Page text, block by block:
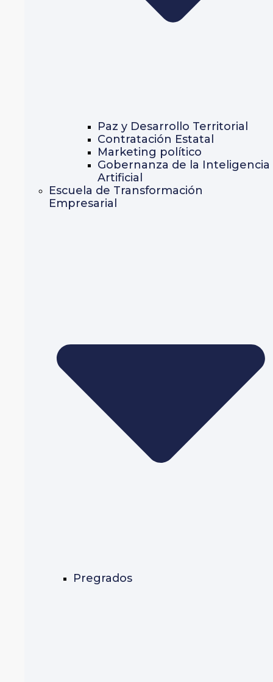
Paz y Desarrollo Territorial
Contratación Estatal
Marketing político
Gobernanza de la Inteligencia
Artificial
Escuela de Transformación
Empresarial
Pregrados